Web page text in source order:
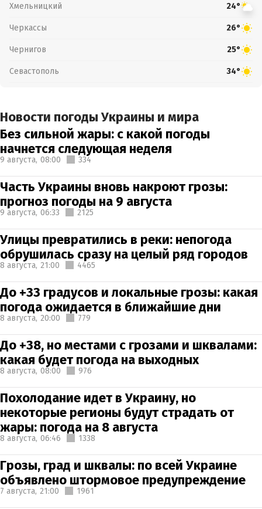
Хмельницкий 24°
Черкассы 26°
Чернигов 25°
Севастополь 34°
Новости погоды Украины и мира
Без сильной жары: с какой погоды
начнется следующая неделя
9 августа, 08:00 334
Часть Украины вновь накроют грозы:
прогноз погоды на 9 августа
9 августа, 06:33 2125
Улицы превратились в реки: непогода
обрушилась сразу на целый ряд городов
8 августа, 21:00 4465
До +33 градусов и локальные грозы: какая
погода ожидается в ближайшие дни
8 августа, 20:00 779
До +38, но местами с грозами и шквалами:
какая будет погода на выходных
8 августа, 08:00 976
Похолодание идет в Украину, но
некоторые регионы будут страдать от
жары: погода на 8 августа
8 августа, 06:46 1338
Грозы, град и шквалы: по всей Украине
объявлено штормовое предупреждение
7 августа, 21:00 1961